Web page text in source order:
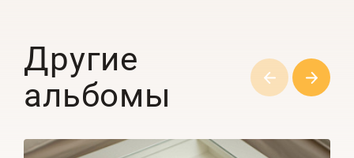
Другие
альбомы